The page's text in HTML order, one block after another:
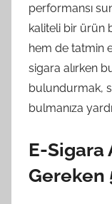
performansı
kaliteli bir ürün
hem de tatmin
sigara alırken
bulundurmak,
bulmanıza
E-Sigara
Gereken